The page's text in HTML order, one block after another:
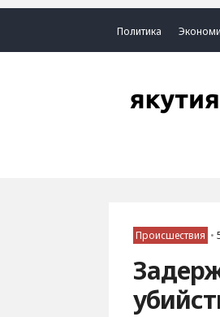
Политика
Происшествия •